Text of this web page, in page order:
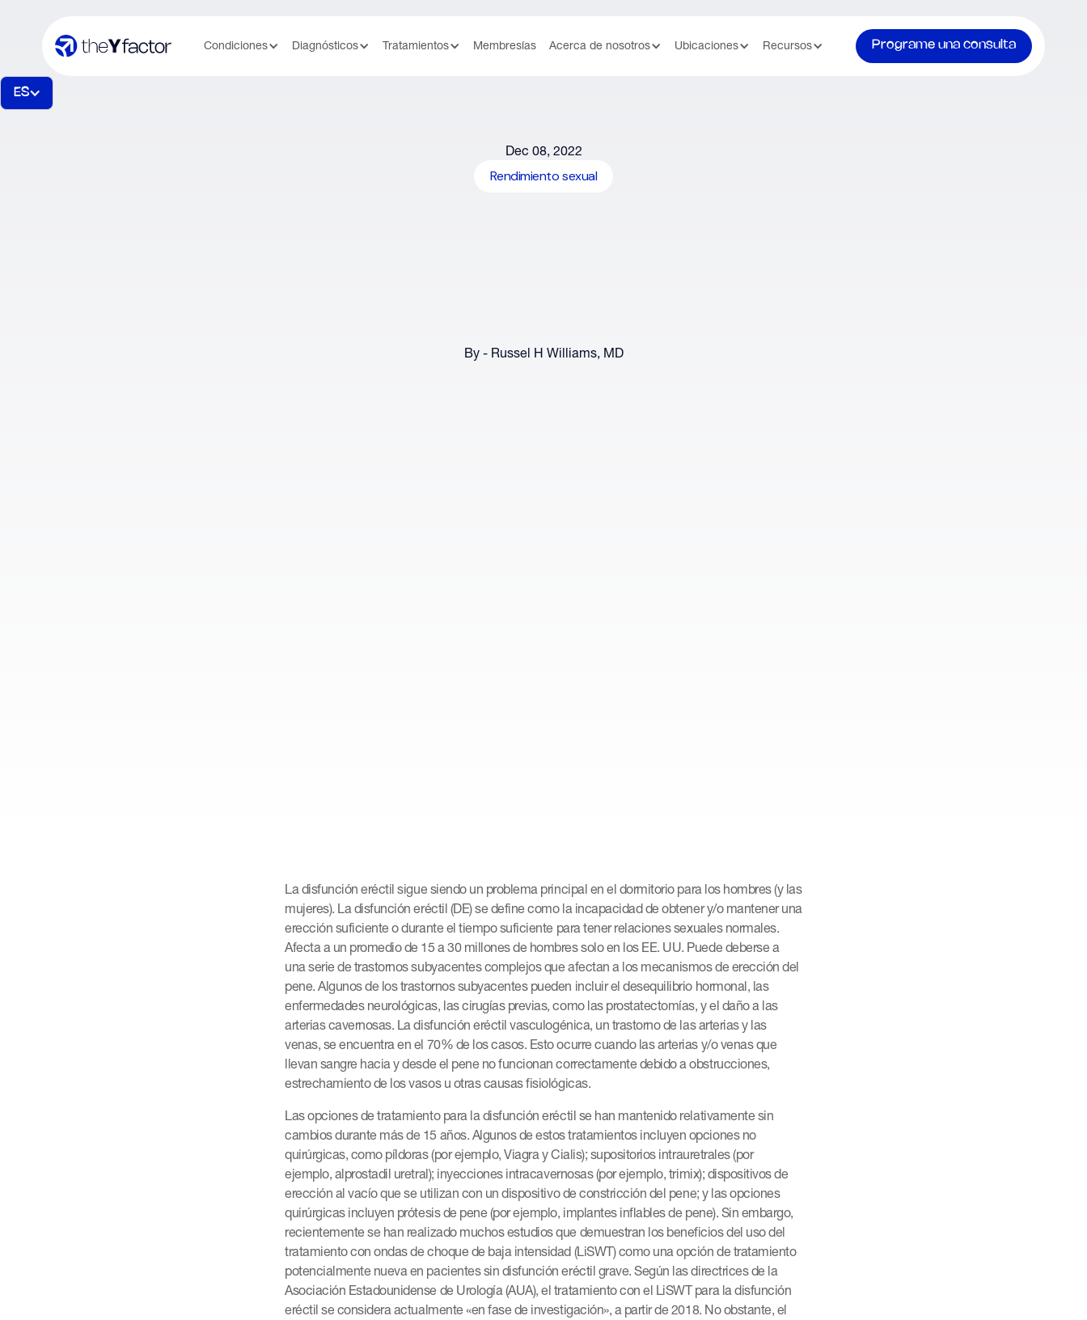
Condiciones Diagnósticos Tratamientos Membresías Acerca de nosotros Ubicaciones Recursos Programe una consulta
ES
Dec 08, 2022
Rendimiento sexual
By - Russel H Williams, MD
La disfunción eréctil sigue siendo un problema principal en el dormitorio para los hombres (y las
mujeres). La disfunción eréctil (DE) se define como la incapacidad de obtener y/o mantener una
erección suficiente o durante el tiempo suficiente para tener relaciones sexuales normales.
Afecta a un promedio de 15 a 30 millones de hombres solo en los EE. UU. Puede deberse a
una serie de trastornos subyacentes complejos que afectan a los mecanismos de erección del
pene. Algunos de los trastornos subyacentes pueden incluir el desequilibrio hormonal, las
enfermedades neurológicas, las cirugías previas, como las prostatectomías, y el daño a las
arterias cavernosas. La disfunción eréctil vasculogénica, un trastorno de las arterias y las
venas, se encuentra en el 70% de los casos. Esto ocurre cuando las arterias y/o venas que
llevan sangre hacia y desde el pene no funcionan correctamente debido a obstrucciones,
estrechamiento de los vasos u otras causas fisiológicas.
Las opciones de tratamiento para la disfunción eréctil se han mantenido relativamente sin
cambios durante más de 15 años. Algunos de estos tratamientos incluyen opciones no
quirúrgicas, como píldoras (por ejemplo, Viagra y Cialis); supositorios intrauretrales (por
ejemplo, alprostadil uretral); inyecciones intracavernosas (por ejemplo, trimix); dispositivos de
erección al vacío que se utilizan con un dispositivo de constricción del pene; y las opciones
quirúrgicas incluyen prótesis de pene (por ejemplo, implantes inflables de pene). Sin embargo,
recientemente se han realizado muchos estudios que demuestran los beneficios del uso del
tratamiento con ondas de choque de baja intensidad (LiSWT) como una opción de tratamiento
potencialmente nueva en pacientes sin disfunción eréctil grave. Según las directrices de la
Asociación Estadounidense de Urología (AUA), el tratamiento con el LiSWT para la disfunción
eréctil se considera actualmente «en fase de investigación», a partir de 2018. No obstante, el